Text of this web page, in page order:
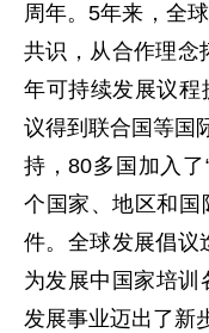
周年。5年来，全
共识，从合作理念
年可持续发展议程
议得到联合国等国
持，80多国加入
个国家、地区和国
件。全球发展倡议
为发展中国家培训
发展事业迈出了新